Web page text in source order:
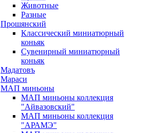
Животные
Разные
Прошянский
Классический миниатюрный
коньяк
Сувенирный миниатюрный
коньяк
Мадатовъ
Мараси
МАП миньоны
МАП миньоны коллекция
"Айвазовский"
МАП миньоны коллекция
"АРАМЭ"